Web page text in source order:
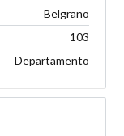
Belgrano
103
Departamento